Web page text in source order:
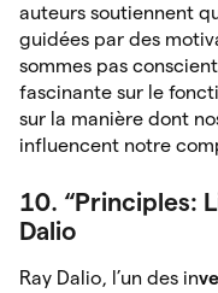
auteurs soutiennent
guidées par des
sommes pas
fascinante sur le
sur la manière dont
influencent notre
10. “Principles:
Dalio
Ray Dalio, l’un des in